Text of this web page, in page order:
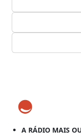
A RÁDIO MAIS